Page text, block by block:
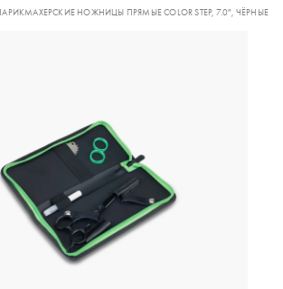
ПАРИКМАХЕРСКИЕ НОЖНИЦЫ ПРЯМЫЕ COLOR STEP, 7.0″, ЧЁРНЫЕ